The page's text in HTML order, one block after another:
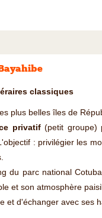
classiques
plus belles îles de
privatif(petit groupe)
: privilégier les
du parc national
et son atmosphère
et d'échanger avec ses